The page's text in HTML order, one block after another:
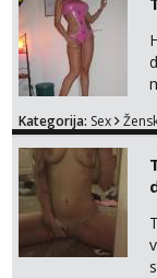
Kategorija: Sex